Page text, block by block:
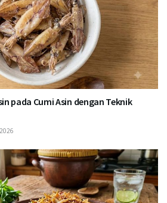
pada Cumi Asin dengan Teknik